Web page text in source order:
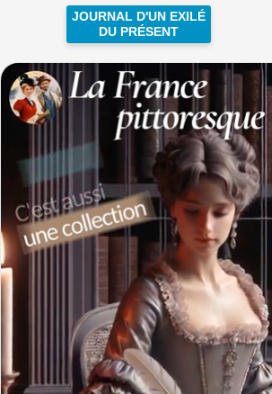
JOURNAL D'UN EXILÉ
DU PRÉSENT